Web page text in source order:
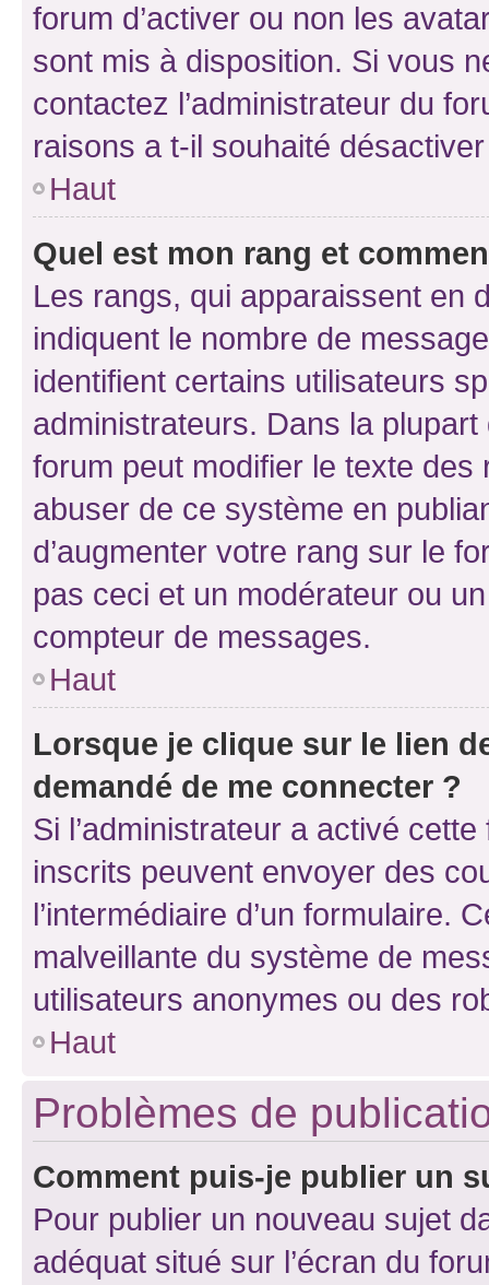
forum d’activer ou non les
sont mis à disposition. Si vous
contactez l’administrateur du
raisons a t-il souhaité
Haut
Quel est mon rang et
Les rangs, qui apparaissent en
indiquent le nombre de
identifient certains utilisateurs
administrateurs. Dans la
forum peut modifier le texte
abuser de ce système en
d’augmenter votre rang sur le
pas ceci et un modérateur ou
compteur de messages.
Haut
Lorsque je clique sur le lien
demandé de me connecter ?
Si l’administrateur a activé
inscrits peuvent envoyer des
l’intermédiaire d’un formulaire.
malveillante du système de
utilisateurs anonymes ou des
Haut
Problèmes de
Comment puis-je publier un
Pour publier un nouveau sujet
adéquat situé sur l’écran du